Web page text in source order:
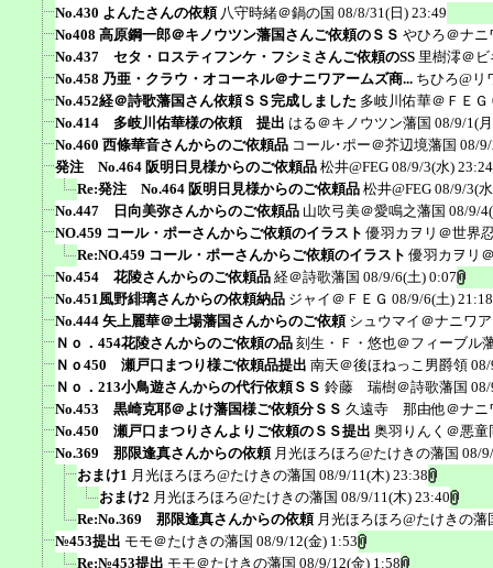
No.430 よんたさんの依頼 八守時緒＠鍋の国 08/8/31(日) 23:49
No408 高原鋼一郎＠キノウツン藩国さんご依頼のＳＳ やひろ＠ナニ
No.437 セタ・ロスティフンケ・フシミさんご依頼のSS 里樹澪＠
No.458 乃亜・クラウ・オコーネル＠ナニワアームズ商... ちひろ@リ
No.452経＠詩歌藩国さん依頼ＳＳ完成しました 多岐川佑華＠ＦＥＧ
No.414 多岐川佑華様の依頼 提出 はる＠キノウツン藩国 08/9/1(
No.460 西條華音さんからのご依頼品 コール･ポー＠芥辺境藩国 08/
発注 No.464 阪明日見様からのご依頼品 松井@FEG 08/9/3(水) 23:24
Re:発注 No.464 阪明日見様からのご依頼品 松井@FEG 08/9/3(
No.447 日向美弥さんからのご依頼品 山吹弓美＠愛鳴之藩国 08/9/
NO.459 コール・ポーさんからご依頼のイラスト 優羽カヲリ＠世界
Re:NO.459 コール・ポーさんからご依頼のイラスト 優羽カヲリ
No.454 花陵さんからのご依頼品 経＠詩歌藩国 08/9/6(土) 0:07
No.451風野緋璃さんからの依頼納品 ジャイ＠ＦＥＧ 08/9/6(土) 21:18
No.444 矢上麗華＠土場藩国さんからのご依頼 シュウマイ＠ナニワ
Ｎｏ．454花陵さんからのご依頼の品 刻生・Ｆ・悠也＠フィーブル
Ｎｏ450 瀬戸口まつり様ご依頼品提出 南天＠後ほねっこ男爵領
Ｎｏ．213小鳥遊さんからの代行依頼ＳＳ 鈴藤 瑞樹＠詩歌藩国
No.453 黒崎克耶＠よけ藩国様ご依頼分ＳＳ 久遠寺 那由他＠ナニ
No.450 瀬戸口まつりさんよりご依頼のＳＳ提出 奥羽りんく＠悪童
No.369 那限逢真さんからの依頼 月光ほろほろ@たけきの藩国 08/
おまけ1 月光ほろほろ@たけきの藩国 08/9/11(木) 23:38
おまけ2 月光ほろほろ@たけきの藩国 08/9/11(木) 23:40
Re:No.369 那限逢真さんからの依頼 月光ほろほろ@たけきの藩
№453提出 モモ＠たけきの藩国 08/9/12(金) 1:53
Re:№453提出 モモ＠たけきの藩国 08/9/12(金) 1:58